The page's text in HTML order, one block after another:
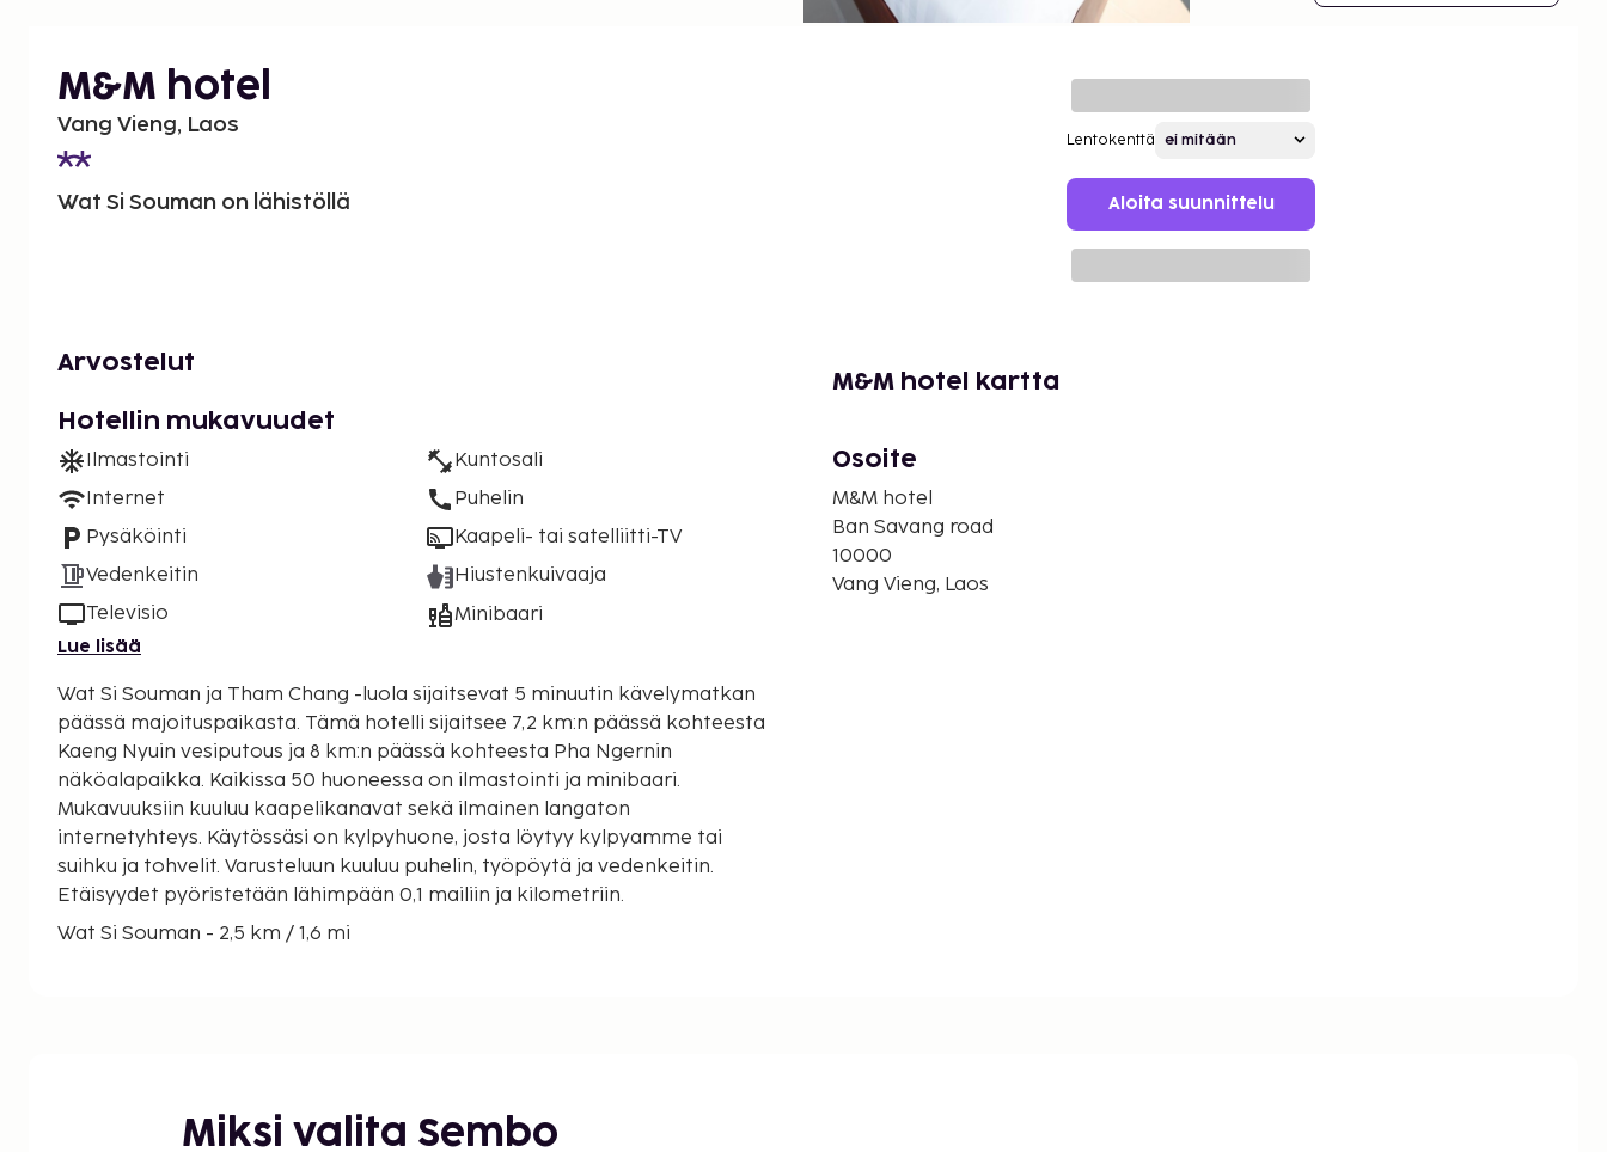
M&M hotel
Vang Vieng, Laos
Wat Si Souman on lähistöllä
Lentokenttä
Aloita suunnittelu
Arvostelut
Hotellin mukavuudet
Ilmastointi
Internet
Pysäköinti
Vedenkeitin
Televisio
Kuntosali
Puhelin
Kaapeli- tai satelliitti-TV
Hiustenkuivaaja
Minibaari
Lue lisää
Wat Si Souman ja Tham Chang -luola sijaitsevat 5 minuutin kävelymatkan
päässä majoituspaikasta. Tämä hotelli sijaitsee 7,2 km:n päässä kohteesta
Kaeng Nyuin vesiputous ja 8 km:n päässä kohteesta Pha Ngernin
näköalapaikka. Kaikissa 50 huoneessa on ilmastointi ja minibaari.
Mukavuuksiin kuuluu kaapelikanavat sekä ilmainen langaton
internetyhteys. Käytössäsi on kylpyhuone, josta löytyy kylpyamme tai
suihku ja tohvelit. Varusteluun kuuluu puhelin, työpöytä ja vedenkeitin.
Etäisyydet pyöristetään lähimpään 0,1 mailiin ja kilometriin.
Wat Si Souman - 2,5 km / 1,6 mi
Elefanttiluola - 14,1 km / 8,7 mi
M&M hotel kartta
Osoite
M&M hotel
Ban Savang road
10000
Vang Vieng, Laos
Miksi valita Sembo